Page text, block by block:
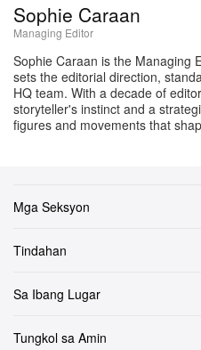
Ano ba ang
saan?
Homer at itinatayang
Sophie Caraan
Managing Editor
Sophie Caraan is the Managing
sets the editorial direction,
HQ team. With a decade of
storyteller's instinct and a
figures and movements that
Mga Seksyon
Tindahan
Sa Ibang Lugar
Tungkol sa Amin